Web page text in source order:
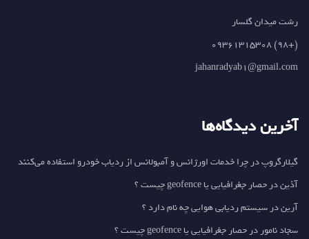
رشت میدان گلسار
(+98) 09361315308
jahanradyab1@gmail.com
آخرین دیدگاه‌ها
گیلارگروپدرچرا خدمات اورژانس و آمبولانس از ردیاب خودرو استفاده می‌کنند
آذیندرحصار جغرافیایی یا geofence چیست ؟
آریندرسیستم ردیابی هوایی چه نام دارد ؟
سجاد ناموردرحصار جغرافیایی یا geofence چیست ؟